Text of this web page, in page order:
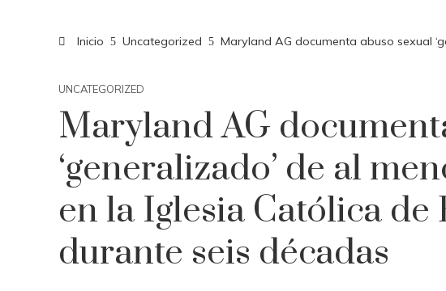
Inicio Uncategorized Maryland AG documenta abuso sexual
UNCATEGORIZED
Maryland AG
‘generalizado’ de al
en la Iglesia Católica
durante seis décadas